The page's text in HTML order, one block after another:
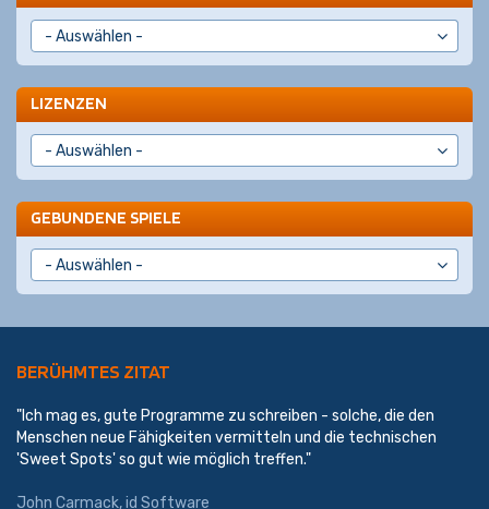
LIZENZEN
GEBUNDENE SPIELE
BERÜHMTES ZITAT
"Ich mag es, gute Programme zu schreiben - solche, die den
Menschen neue Fähigkeiten vermitteln und die technischen
'Sweet Spots' so gut wie möglich treffen."
John Carmack,id Software